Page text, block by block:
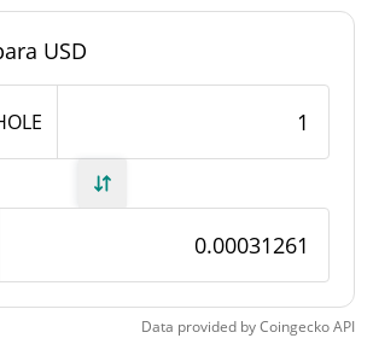
de Butthole Coin
1,000,000,000 BUTTHOLE
USD
Data provided byCoingeckoAPI